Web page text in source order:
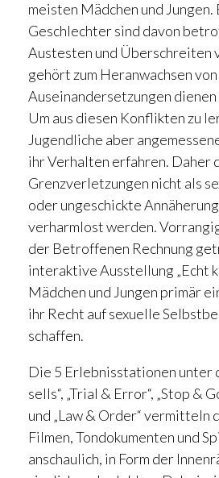
meisten Mädchen und Jungen.
Geschlechter sind davon
Austesten und Überschreiten
gehört zum Heranwachsen
Auseinandersetzungen
Um aus diesen Konflikten zu
Jugendliche aber
ihr Verhalten erfahren. Daher
Grenzverletzungen nicht als
oder ungeschickte
verharmlost werden.
der Betroffenen Rechnung
interaktive Ausstellung „Echt
Mädchen und Jungen primär
ihr Recht auf sexuelle
schaffen.
Die 5 Erlebnisstationen unter
sells“, „Trial & Error“, „Stop &
und „Law & Order“ vermitteln
Filmen, Tondokumenten und
anschaulich, in Form der